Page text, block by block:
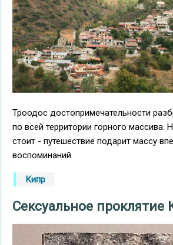
Троодос достопримечательности
по всей территории горного массива.
стоит - путешествие подарит массу
воспоминаний
Кипр
Сексуальное проклятие